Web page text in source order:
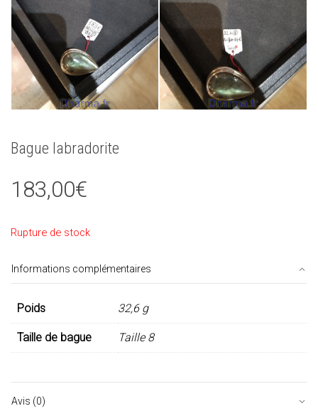
Bague labradorite
183,00€
Rupture de stock
Informations complémentaires
Poids 32,6 g
Taille de bague Taille 8
Avis (0)